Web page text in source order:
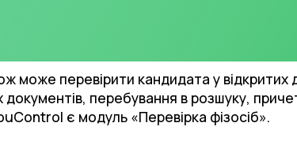
може перевірити кандидата у
документів, перебування в розшуку,
є модуль «Перевірка фізосіб».